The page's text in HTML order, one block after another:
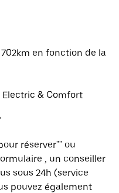
en fonction de la
Electric & Comfort
réserver"" ou
, un conseiller
sous 24h (service
pouvez également